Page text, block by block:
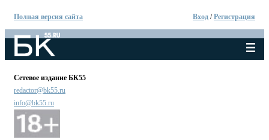
Полная версия сайта Вход /Регистрация
Сетевое издание БК55
redactor@bk55.ru
info@bk55.ru